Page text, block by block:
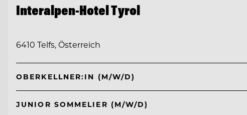
Interalpen-Hotel Tyrol
6410 Telfs, Österreich
OBERKELLNER:IN (M/W/D)
JUNIOR SOMMELIER (M/W/D)